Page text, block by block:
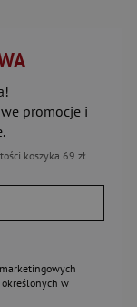
promocje i
koszyka 69 zł.
określonych w